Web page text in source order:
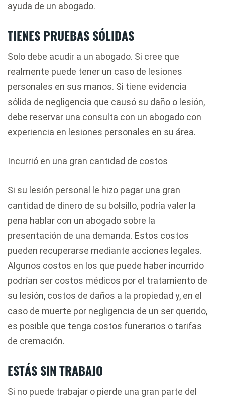
ayuda de un abogado.
TIENES PRUEBAS SÓLIDAS
Solo debe acudir a un abogado. Si cree que
realmente puede tener un caso de lesiones
personales en sus manos. Si tiene evidencia
sólida de negligencia que causó su daño o lesión,
debe reservar una consulta con un abogado con
experiencia en lesiones personales en su área.
Incurrió en una gran cantidad de costos
Si su lesión personal le hizo pagar una gran
cantidad de dinero de su bolsillo, podría valer la
pena hablar con un abogado sobre la
presentación de una demanda. Estos costos
pueden recuperarse mediante acciones legales.
Algunos costos en los que puede haber incurrido
podrían ser costos médicos por el tratamiento de
su lesión, costos de daños a la propiedad y, en el
caso de muerte por negligencia de un ser querido,
es posible que tenga costos funerarios o tarifas
de cremación.
ESTÁS SIN TRABAJO
Si no puede trabajar o pierde una gran parte del